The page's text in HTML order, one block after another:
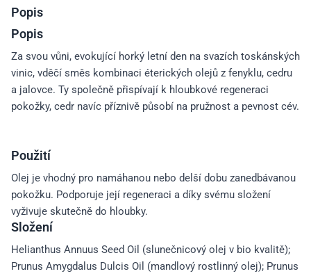
Popis
Popis
Za svou vůni, evokující horký letní den na svazích toskánských
vinic, vděčí směs kombinaci éterických olejů z fenyklu, cedru
a jalovce. Ty společně přispívají k hloubkové regeneraci
pokožky, cedr navíc příznivě působí na pružnost a pevnost cév.
Použití
Olej je vhodný pro namáhanou nebo delší dobu zanedbávanou
pokožku. Podporuje její regeneraci a díky svému složení
vyživuje skutečně do hloubky.
Složení
Helianthus Annuus Seed Oil (slunečnicový olej v bio kvalitě);
Prunus Amygdalus Dulcis Oil (mandlový rostlinný olej); Prunus